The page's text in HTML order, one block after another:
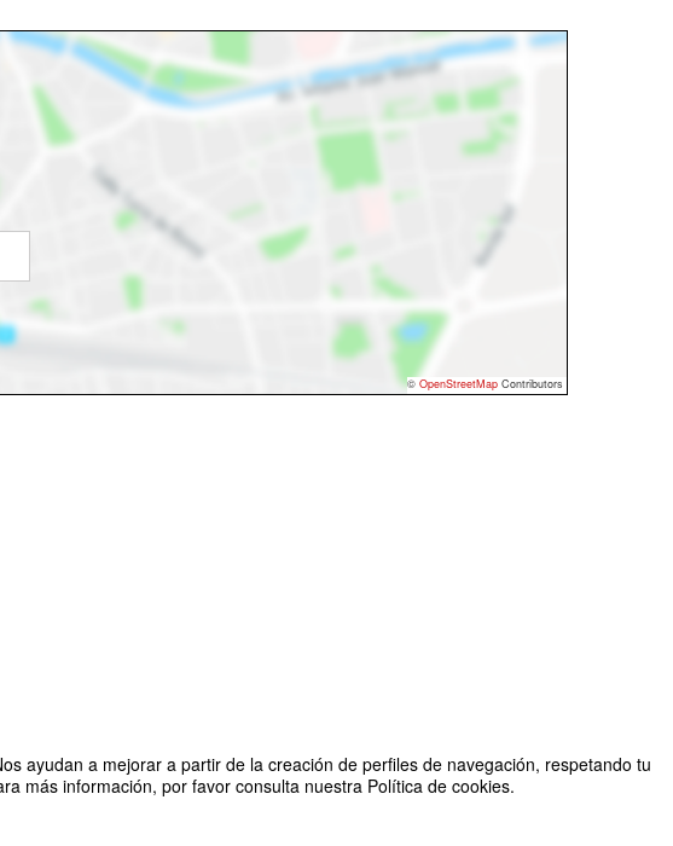
ayudan a mejorar a partir de la creación de perfiles de navegación, respetando tu
más información, por favor consulta nuestra Política de cookies.
© OpenStreetMap Contributors
Organizado por Rectoría